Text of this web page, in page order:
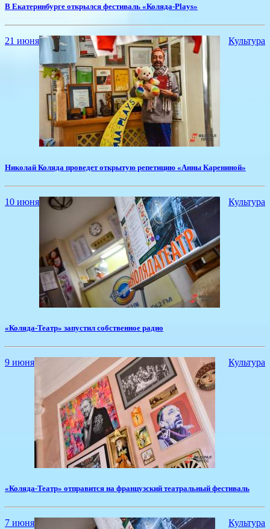
В Екатеринбурге открылся фестиваль «Коляда-Plays»
21 июня Культура
Николай Коляда проведет открытую репетицию «Анны Карениной»
10 июня Культура
«Коляда-Театр» запустил собственное радио
9 июня Культура
«Коляда-Театр» отправится на французский театральный фестиваль
7 июня Культура